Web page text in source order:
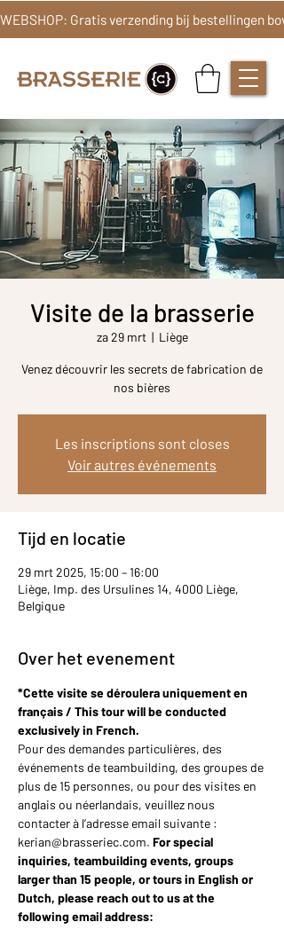
Visite de la brasserie
za 29 mrt
  |
Liège
Venez découvrir les secrets de fabrication de
nos bières
Les inscriptions sont closes
Voir autres événements
Tijd en locatie
29 mrt 2025, 15:00 – 16:00
Liège, Imp. des Ursulines 14, 4000 Liège,
Belgique
Over het evenement
*Cette visite se déroulera uniquement en
français / This tour will be conducted
exclusively in French.
Pour des demandes particulières, des
événements de teambuilding, des groupes de
plus de 15 personnes, ou pour des visites en
anglais ou néerlandais, veuillez nous
contacter à l’adresse email suivante :
kerian@brasseriec.com. For special
inquiries, teambuilding events, groups
larger than 15 people, or tours in English or
Dutch, please reach out to us at the
following email address: